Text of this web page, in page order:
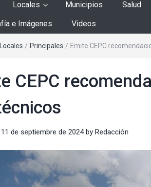
Locales Municipios Salud
e Imágenes Videos
Locales / Principales / Emite CEPC
CEPC
11 de septiembre de 2024by Redacción